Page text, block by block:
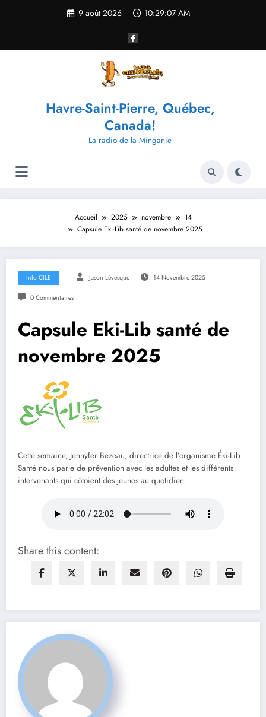
9 août 2026 10:29:08 AM
Havre-Saint-Pierre, Québec,
Canada!
La radio de la Minganie
Accueil 2025 novembre
14
Capsule Eki-Lib santé de novembre 2025
Info CILE Jason Lévesque 14 Novembre 2025
0 Commentaires
Capsule Eki-Lib santé de
novembre 2025
Cette semaine, Jennyfer Bezeau, directrice de l’organisme Éki-Lib
Santé nous parle de prévention avec les adultes et les différents
intervenants qui côtoient des jeunes au quotidien.
Share this content: